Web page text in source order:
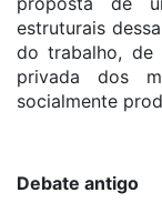
estruturais
do trabalho, de
privada dos
socialmente
Debate antigo